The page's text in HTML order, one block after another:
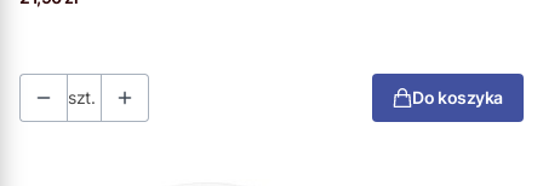
szt. Do koszyka